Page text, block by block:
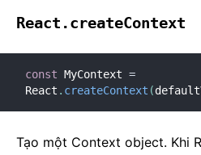
React.createContext
const MyContext =
React . createContext (
Tạo một Context object. Khi